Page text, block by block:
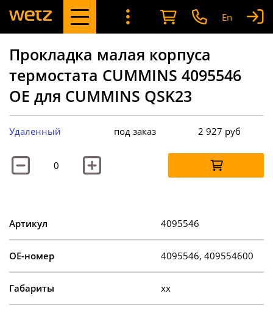
En
Прокладка малая корпуса
термостата CUMMINS 4095546
OE для CUMMINS QSK23
Удаленный под заказ 2 927 руб
Артикул 4095546
OE-номер 4095546, 409554600
Габариты xx